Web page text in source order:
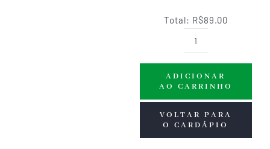
Total: R$89.00
Carmen
Insigne
Sauvignon
(375ml)
quantidade
ADICIONAR
AO CARRINHO
VOLTAR PARA
O CARDÁPIO